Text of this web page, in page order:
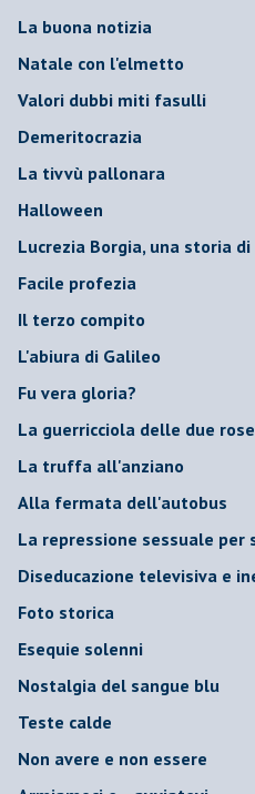
La buona notizia
Natale con l'elmetto
Valori dubbi miti fasulli
Demeritocrazia
La tivvù pallonara
Halloween
​Lucrezia Borgia, una storia
Facile profezia
Il terzo compito
L'abiura di Galileo
Fu vera gloria?
La guerricciola delle due rose
La truffa all'anziano
Alla fermata dell'autobus
La repressione sessuale per
Diseducazione televisiva e
Foto storica
Esequie solenni
Nostalgia del sangue blu
Teste calde
Non avere e non essere